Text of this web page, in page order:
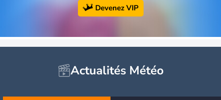
Devenez VIP
Actualités Météo